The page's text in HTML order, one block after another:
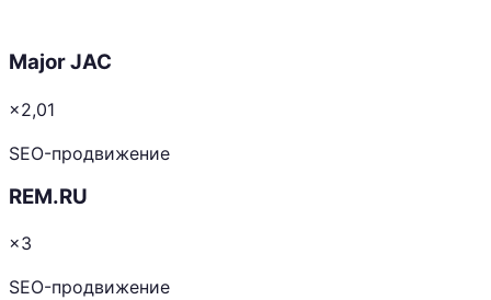
Major JAC
×2,01
SEO-продвижение
REM.RU
×3
SEO-продвижение